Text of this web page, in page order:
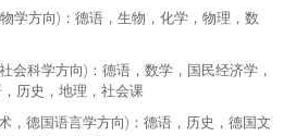
学方向)：德语，生物，化学，物理，数
会科学方向)：德语，数学，国民经济学，
历史，地理，社会课
，德国语言学方向)：德语，历史，德国文